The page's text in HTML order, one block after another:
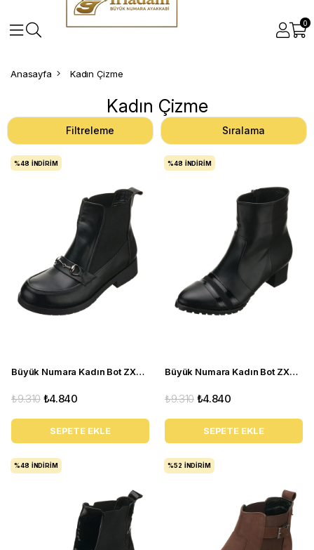
0
Anasayfa Kadın Çizme
Kadın Çizme
Filtreleme Sıralama
Büyük Numara Kadın Bot ZX5013 Siyah
₺4.840
₺9.310
SEPETE EKLE
%48 İNDIRIM
Büyük Numara Kadın Bot ZX3013 Siyah
₺4.840
₺9.310
SEPETE EKLE
%48 İNDIRIM
%48 İNDIRIM %52 İNDIRIM